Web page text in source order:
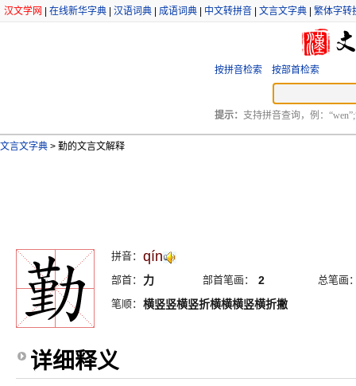
汉文学网 在线新华字典 汉语词典 成语词典 中文转拼音 文言文字典 繁体字转
按拼音检索 按部首检索
提示： 支持拼音查询，例：
文言文字典 > 勤的文言文解释
拼音： qín
部首： 力 部首笔画： 2
总笔画
笔顺： 横竖竖横竖折横横横竖横折撇
详细释义